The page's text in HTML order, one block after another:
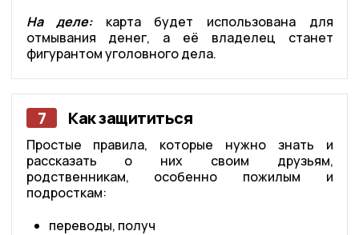
На деле:карта будет использована для
отмывания денег, а её владелец станет
фигурантом уголовного дела.
7 Как защититься
Простые правила, которые нужно знать и
рассказать о них своим друзьям,
родственникам, особенно пожилым и
подросткам:
переводы, получ